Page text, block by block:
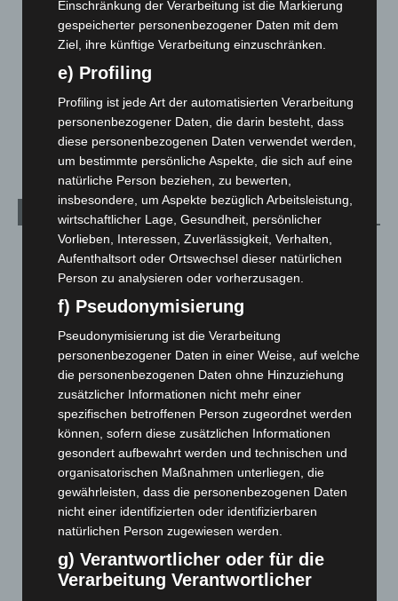
Langenhagen und Ortsteile
3.249
Leserbriefe
Über uns
Veranstaltungen
1.887
1.269
August 2026
(10)
Juli 2026(73)
Juni 2026(139)
Mai 2026(99)
April 2026(99)
März 2026(115)
Februar 2026(109)
Januar 2026(122)
Dezember 2025 (103)
November 2025(114)
Oktober 2025(112)
August 2025(90)
Einschränkung der Verarbeitung ist die Markierung
gespeicherter personenbezogener Daten mit dem
Ziel, ihre künftige Verarbeitung einzuschränken.
e) Profiling
Profiling ist jede Art der automatisierten Verarbeitung
personenbezogener Daten, die darin besteht, dass
diese personenbezogenen Daten verwendet werden,
um bestimmte persönliche Aspekte, die sich auf eine
natürliche Person beziehen, zu bewerten,
insbesondere, um Aspekte bezüglich Arbeitsleistung,
wirtschaftlicher Lage, Gesundheit, persönlicher
Vorlieben, Interessen, Zuverlässigkeit, Verhalten,
Aufenthaltsort oder Ortswechsel dieser natürlichen
Person zu analysieren oder vorherzusagen.
f) Pseudonymisierung
Pseudonymisierung ist die Verarbeitung
personenbezogener Daten in einer Weise, auf welche
die personenbezogenen Daten ohne Hinzuziehung
zusätzlicher Informationen nicht mehr einer
spezifischen betroffenen Person zugeordnet werden
können, sofern diese zusätzlichen Informationen
gesondert aufbewahrt werden und technischen und
organisatorischen Maßnahmen unterliegen, die
gewährleisten, dass die personenbezogenen Daten
nicht einer identifizierten oder identifizierbaren
natürlichen Person zugewiesen werden.
g) Verantwortlicher oder für die
Verarbeitung Verantwortlicher